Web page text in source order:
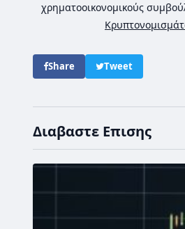
χρηματοοικονομικούς
Share Tweet
Διαβαστε Επισης